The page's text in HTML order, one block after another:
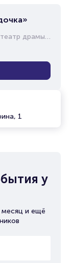
1
им. М.Горького
у
и ещё